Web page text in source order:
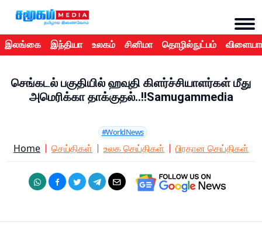
இலங்கை இந்தியா உலகம் சினிமா தொழில்நுட்பம்
செங்கடல் பகுதியில் ஹவுதி கிளர்ச்சியாளர்கள் மீது
அமெரிக்கா தாக்குதல்..!!Samugammedia
#WorldNews
Home செய்திகள் உலக செய்திகள் பிரதான செய்திகள்